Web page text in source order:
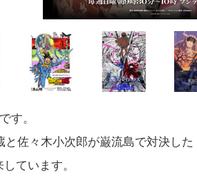
す。
と佐々木小次郎が巌流島で対決した
ています。